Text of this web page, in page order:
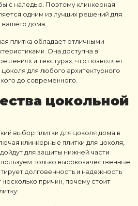
с наледью. Поэтому клинкерная
одним из лучших решений для
дома.
плитка обладает отличными
Она доступна в
и текстурах, что позволяет
цоколя для любого архитектурного
до современного.
цокольной
выбор плитки для цоколя дома в
клинкерные плитки для цоколя,
для защиты нижней части
только высококачественные
долговечность и надежность
причин, почему стоит